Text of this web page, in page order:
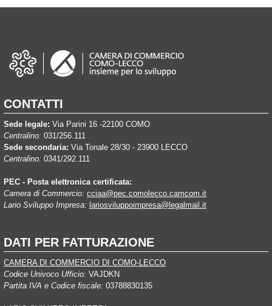
CONTATTI
Sede legale: Via Parini 16 -22100 COMO
Centralino: 031/256.111
Sede secondaria: Via Tonale 28/30 - 23900 LECCO
Centralino: 0341/292.111
PEC - Posta elettronica certificata:
Camera di Commercio: cciaa@pec.comolecco.camcom.it
Lario Sviluppo Impresa: lariosviluppoimpresa@legalmail.it
DATI PER FATTURAZIONE
CAMERA DI COMMERCIO DI COMO-LECCO
Codice Univoco Ufficio: VAJDKN
Partita IVA e Codice fiscale: 03788830135